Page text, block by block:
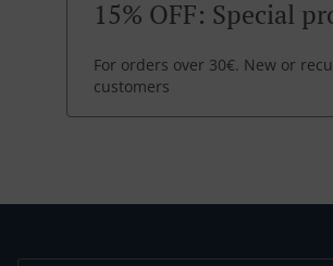
15% OFF: Special
For orders over 30€. New or
customers